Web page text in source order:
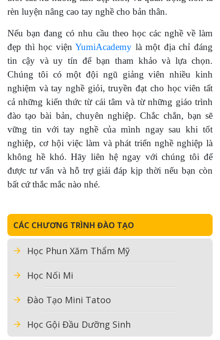
rèn luyện nâng cao tay nghề cho bản thân.
Nếu bạn đang có nhu cầu theo học các nghề về làm
đẹp thì học việnYumiAcademy là một địa chỉ đáng
tin cậy và uy tín để bạn tham khảo và lựa chọn.
Chúng tôi có một đội ngũ giảng viên nhiều kinh
nghiệm và tay nghề giỏi, truyền đạt cho học viên tất
cả những kiến thức từ cái tâm và từ những giáo trình
đào tạo bài bản, chuyên nghiệp. Chắc chắn, bạn sẽ
vững tin với tay nghề của mình ngay sau khi tốt
nghiệp, cơ hội việc làm và phát triển nghề nghiệp là
không hề khó. Hãy liên hệ ngay với chúng tôi để
được tư vấn và hỗ trợ giải đáp kịp thời nếu bạn còn
bất cứ thắc mắc nào nhé.
CÁC CHƯƠNG TRÌNH ĐÀO TẠO
Học Phun Xăm Thẩm Mỹ
Học Nối Mi
Đào Tạo Mini Tatoo
Học Gội Đầu Dưỡng Sinh